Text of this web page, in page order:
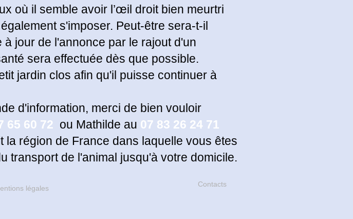
où il semble avoir l’œil droit bien meurtri
s'imposer. Peut-être sera-t-il
jour de l'annonce par le rajout d'un
sera effectuée dès que possible.
jardin clos afin qu'il puisse continuer à
d'information, merci de bien vouloir
65 60 72 ou Mathilde au 07 83 26 24 71
la région de France dans laquelle vous êtes
transport de l'animal jusqu'à votre domicile.
légales Contacts